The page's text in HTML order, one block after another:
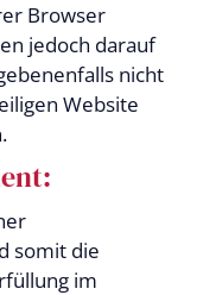
Browser
jedoch darauf
nicht
Website
somit die
im